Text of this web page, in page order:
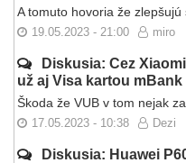
A tomuto hovoria že zlepšujú
19.05.2023 - 21:00 miro
Diskusia: Cez
už aj Visa kartou mBank
Škoda že VUB v tom nejak
17.05.2023 - 10:38 Dezi
Diskusia: Huawei